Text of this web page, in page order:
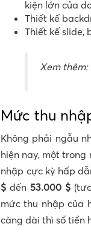
kiện lớn của
Thiết kế
Thiết kế slide,
Xem thêm:
Mức thu
Không phải ngẫu
hiện nay, một
nhập cực kỳ hấp
$ đến53.000 $
mức thu nhập của
càng dài thì số tiền